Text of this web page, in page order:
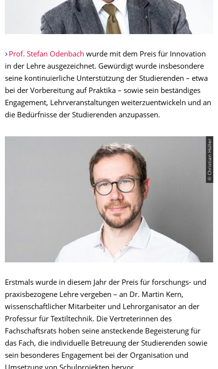
Prof. Stefan Odenbach wurde mit dem Preis für Innovation
in der Lehre ausgezeichnet. Gewürdigt wurde insbesondere
seine kontinuierliche Unterstützung der Studierenden – etwa
bei der Vorbereitung auf Praktika – sowie sein beständiges
Engagement, Lehrveranstaltungen weiterzuentwickeln und an
die Bedürfnisse der Studierenden anzupassen.
© Christian Hüller
Erstmals wurde in diesem Jahr der Preis für forschungs- und
praxisbezogene Lehre vergeben – an Dr. Martin Kern,
wissenschaftlicher Mitarbeiter und Lehrorganisator an der
Professur für Textiltechnik. Die Vertreterinnen des
Fachschaftsrats hoben seine ansteckende Begeisterung für
das Fach, die individuelle Betreuung der Studierenden sowie
sein besonderes Engagement bei der Organisation und